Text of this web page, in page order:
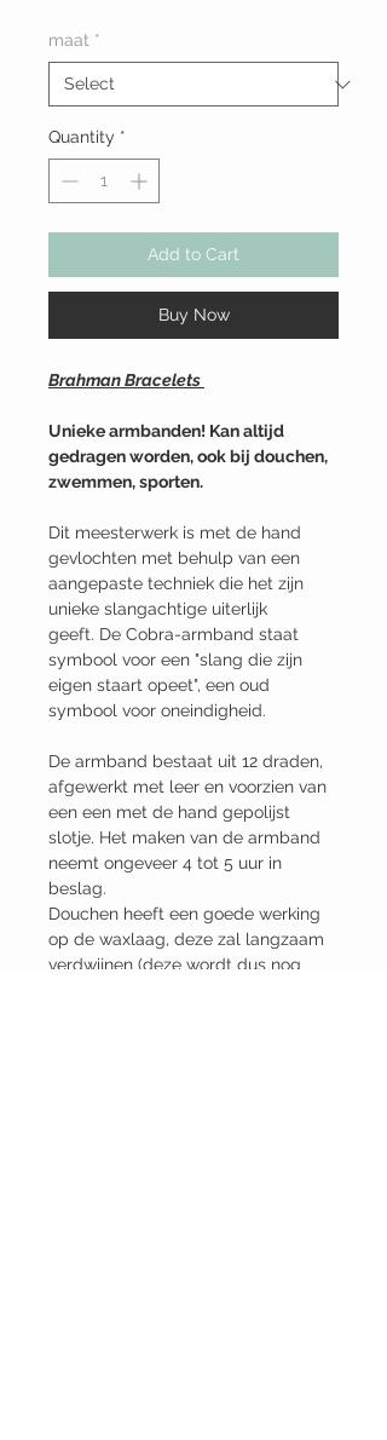
maat *
Quantity *
Add to Cart
Buy Now
Brahman Bracelets
Unieke armbanden! Kan altijd
gedragen worden, ook bij douchen,
zwemmen, sporten.
Dit meesterwerk is met de hand
gevlochten met behulp van een
aangepaste techniek die het zijn
unieke slangachtige uiterlijk
geeft. De Cobra-armband staat
symbool voor een "slang die zijn
eigen staart opeet", een oud
symbool voor oneindigheid.
De armband bestaat uit 12 draden,
afgewerkt met leer en voorzien van
een een met de hand gepolijst
slotje. Het maken van de armband
neemt ongeveer 4 tot 5 uur in
beslag.
Douchen heeft een goede werking
op de waxlaag, deze zal langzaam
verdwijnen (deze wordt dus nog